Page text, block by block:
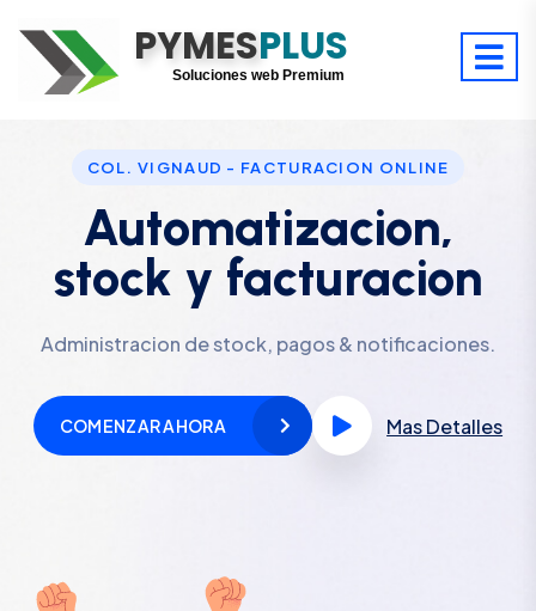
PYMESPLUS
Digitaliza tu éxito
Soluciones web Premium
COL. VIGNAUD - FACTURACION ONLINE
Automatizacion,
stock y facturacion
Administracion de stock, pagos & notificaciones.
COMENZAR AHORA Mas Detalles